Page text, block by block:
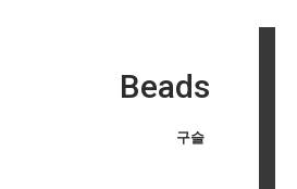
Beads
구슬